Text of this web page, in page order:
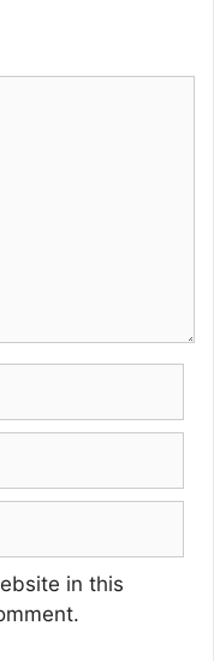
in this